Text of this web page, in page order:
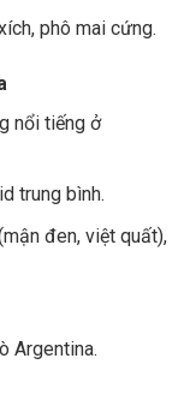
phô mai cứng.
nổi tiếng ở
trung bình.
đen, việt quất),
Argentina.